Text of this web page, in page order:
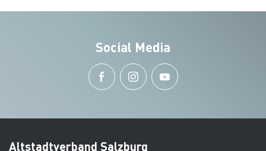
Social Media
Altstadtverband Salzburg